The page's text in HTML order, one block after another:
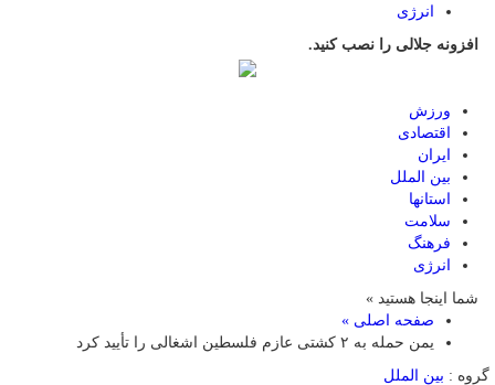
انرژی
افزونه جلالی را نصب کنید.
ورزش
اقتصادی
ایران
بین الملل
استانها
سلامت
فرهنگ
انرژی
شما اینجا هستید »
صفحه اصلی »
یمن حمله به ۲ کشتی عازم فلسطین اشغالی را تأیید کرد
گروه : بین الملل